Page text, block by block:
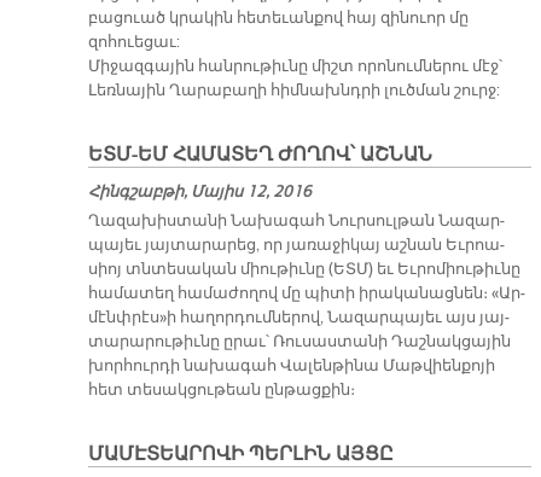
բացուած կրակին հետեւանքով հայ զինուոր մը
զոհուեցաւ:
Միջազգային հանրութիւնը միշտ որոնումներու մէջ՝
Լեռնային Ղարաբաղի հիմնախնդրի լուծման շուրջ:
ԵՏՄ-ԵՄ ՀԱՄԱՏԵՂ ԺՈՂՈՎ՝ ԱՇՆԱՆ
Հինգշաբթի, Մայիս 12, 2016
Ղա­զա­խիս­տա­նի Նա­խա­գահ Նուր­սուլ­թան Նա­զար­
պա­յեւ յայ­տա­րա­րեց, որ յա­ռա­ջի­կայ աշ­նան Եւ­րոա­
սիոյ տնտե­սա­կան միու­թիւ­նը (ԵՏՄ) եւ Եւ­րո­միու­թիւ­նը
հա­մա­տեղ հա­մա­ժո­ղով մը պի­տի ի­րա­կա­նաց­նեն։ «Ար­
մէնփ­րէս»ի հա­ղոր­դում­նե­րով, Նա­զար­պա­յեւ այս յայ­
տա­րա­րու­թիւ­նը ը­րաւ՝ Ռու­սաս­տա­նի Դաշ­նակ­ցա­յին
խոր­հուր­դի նա­խա­գահ Վա­լեն­թի­նա Մաթ­վիեն­քո­յի
հետ տե­սակ­ցու­թեան ըն­թաց­քին։
ՄԱՄԷՏԵԱՐՈՎԻ ՊԵՐԼԻՆ ԱՅՑԸ